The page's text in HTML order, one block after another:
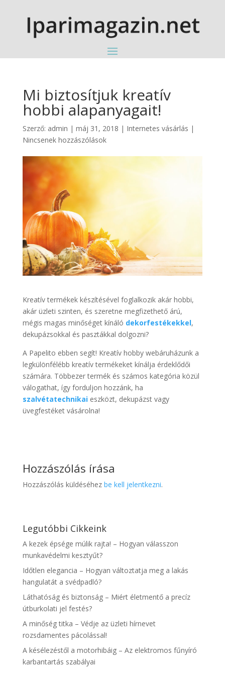
Mi biztosítjuk kreatív
hobbi alapanyagait!
Szerző: admin | máj 31, 2018 | Internetes vásárlás |
Nincsenek hozzászólások
Kreatív termékek készítésével foglalkozik akár hobbi,
akár üzleti szinten, és szeretne megfizethető árú,
mégis magas minőséget kínáló dekorfestékekkel,
dekupázsokkal és pasztákkal dolgozni?
A Papelito ebben segít! Kreatív hobby webáruházunk a
legkülönfélébb kreatív termékeket kínálja érdeklődői
számára. Többezer termék és számos kategória közül
válogathat, így forduljon hozzánk, ha
szalvétatechnikai eszközt, dekupázst vagy
üvegfestéket vásárolna!
Hozzászólás írása
Hozzászólás küldéséhez be kell jelentkezni.
Legutóbbi Cikkeink
A kezek épsége múlik rajta! – Hogyan válasszon
munkavédelmi kesztyűt?
Időtlen elegancia – Hogyan változtatja meg a lakás
hangulatát a svédpadló?
Láthatóság és biztonság – Miért életmentő a precíz
útburkolati jel festés?
A minőség titka – Védje az üzleti hírnevet
rozsdamentes pácolással!
A késélezéstől a motorhibáig – Az elektromos fűnyíró
karbantartás szabályai